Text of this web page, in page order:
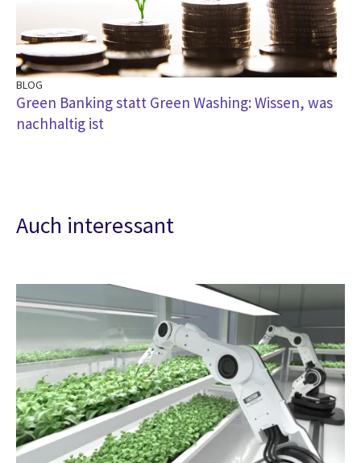
BLOG
Green Banking statt Green Washing: Wissen, was
nachhaltig ist
Auch interessant